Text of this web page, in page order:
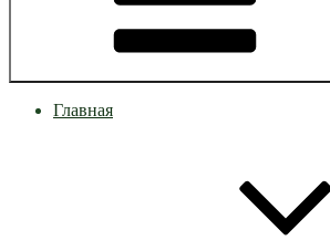
Главная